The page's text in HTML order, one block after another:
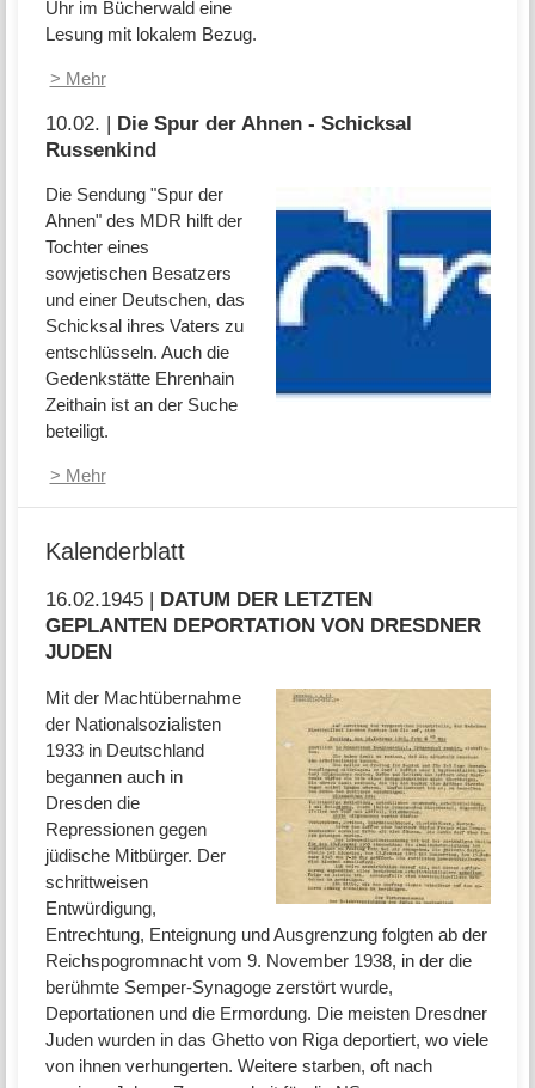
Uhr im Bücherwald eine
Lesung mit lokalem Bezug.
> Mehr
10.02. | Die Spur der Ahnen - Schicksal
Russenkind
Die Sendung "Spur der
Ahnen" des MDR hilft der
Tochter eines
sowjetischen Besatzers
und einer Deutschen, das
Schicksal ihres Vaters zu
entschlüsseln. Auch die
Gedenkstätte Ehrenhain
Zeithain ist an der Suche
beteiligt.
> Mehr
Kalenderblatt
16.02.1945 | DATUM DER LETZTEN
GEPLANTEN DEPORTATION VON DRESDNER
JUDEN
Mit der Machtübernahme
der Nationalsozialisten
1933 in Deutschland
begannen auch in
Dresden die
Repressionen gegen
jüdische Mitbürger. Der
schrittweisen
Entwürdigung,
Entrechtung, Enteignung und Ausgrenzung folgten ab der
Reichspogromnacht vom 9. November 1938, in der die
berühmte Semper-Synagoge zerstört wurde,
Deportationen und die Ermordung. Die meisten Dresdner
Juden wurden in das Ghetto von Riga deportiert, wo viele
von ihnen verhungerten. Weitere starben, oft nach